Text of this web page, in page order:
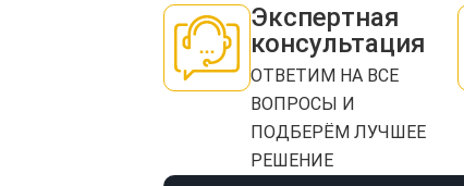
Экспертная
консультация
ОТВЕТИМ НА ВСЕ
ВОПРОСЫ И
ПОДБЕРЁМ ЛУЧШЕЕ
РЕШЕНИЕ